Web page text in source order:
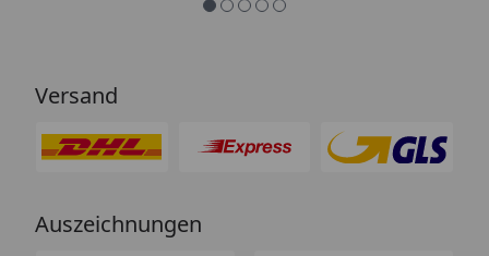
Versand
Auszeichnungen